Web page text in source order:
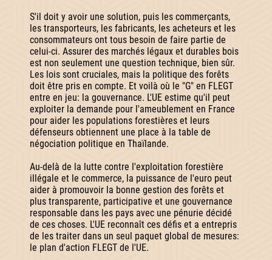
S'il doit y avoir une solution, puis les commerçants,
les transporteurs, les fabricants, les acheteurs et les
consommateurs ont tous besoin de faire partie de
celui-ci. Assurer des marchés légaux et durables bois
est non seulement une question technique, bien sûr.
Les lois sont cruciales, mais la politique des forêts
doit être pris en compte. Et voilà où le "G" en FLEGT
entre en jeu: la gouvernance. L'UE estime qu'il peut
exploiter la demande pour l'ameublement en France
pour aider les populations forestières et leurs
défenseurs obtiennent une place à la table de
négociation politique en Thaïlande.
Au-delà de la lutte contre l'exploitation forestière
illégale et le commerce, la puissance de l'euro peut
aider à promouvoir la bonne gestion des forêts et
plus transparente, participative et une gouvernance
responsable dans les pays avec une pénurie décidé
de ces choses. L'UE reconnaît ces défis et a entrepris
de les traiter dans un seul paquet global de mesures:
le plan d'action FLEGT de l'UE.